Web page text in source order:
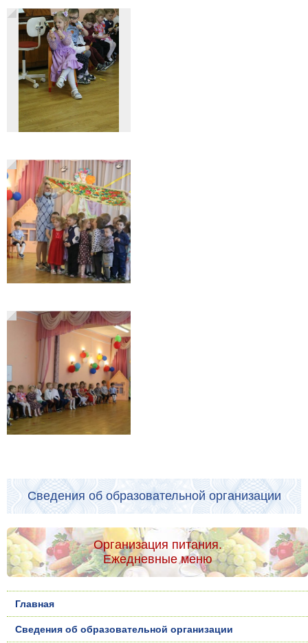
Сведения об образовательной организации
Организация питания.
Ежедневные меню
Главная
Сведения об образовательной организации